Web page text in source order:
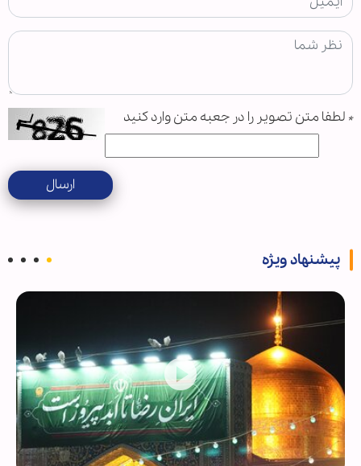
* لطفا متن تصویر را در جعبه متن وارد کنید
ارسال
پیشنهاد ویژه